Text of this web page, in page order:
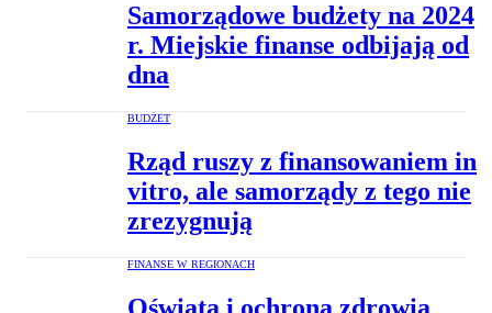
Samorządowe budżety na 2024
r. Miejskie finanse odbijają od
dna
BUDŻET
Rząd ruszy z finansowaniem in
vitro, ale samorządy z tego nie
zrezygnują
FINANSE W REGIONACH